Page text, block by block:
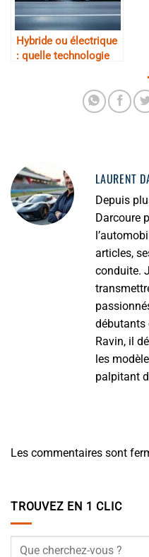
Hybride ou électrique
: quelle technologie
LAURENT
Depuis
Darcoure
articles,
conduite.
débutants
Ravin, il
les
palpitant
Les commentaires sont
TROUVEZ EN 1 CLIC